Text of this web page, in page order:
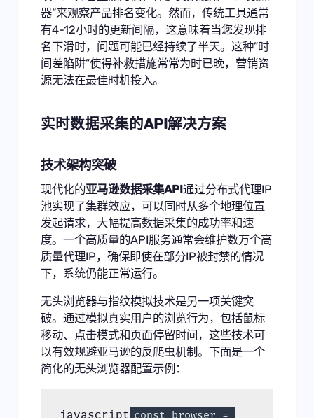
器”来观察产品排名变化。然而，传统工具通常
有4-12小时的更新间隔，这意味着当您发现排
名下滑时，问题可能已经持续了半天。这种”时
间差陷阱”使得补救措施常常为时已晚，营销资
源无法在最佳时机投入。
实时数据采集的API解决方案
技术架构突破
现代化的亚马逊数据采集API通过分布式代理IP
池实现了集群效应，可以同时从多个地理位置
发起请求，大幅提高数据采集的成功率和速
度。一个高质量的API服务通常会维护数万个高
质量代理IP，确保即使在部分IP被封禁的情况
下，系统仍能正常运行。
无头浏览器与指纹模拟技术是另一项关键突
破。通过模拟真实用户的浏览行为，包括鼠标
移动、点击模式和页面停留时间，这些技术可
以有效规避亚马逊的反爬虫机制。下面是一个
简化的无头浏览器配置示例：